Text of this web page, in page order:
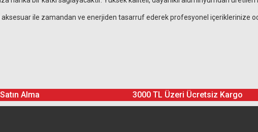
ile zamandan ve enerjiden tasarruf ederek profesyonel içeriklerinize
Alma 3000 TL Üzeri Ücretsiz Kargo